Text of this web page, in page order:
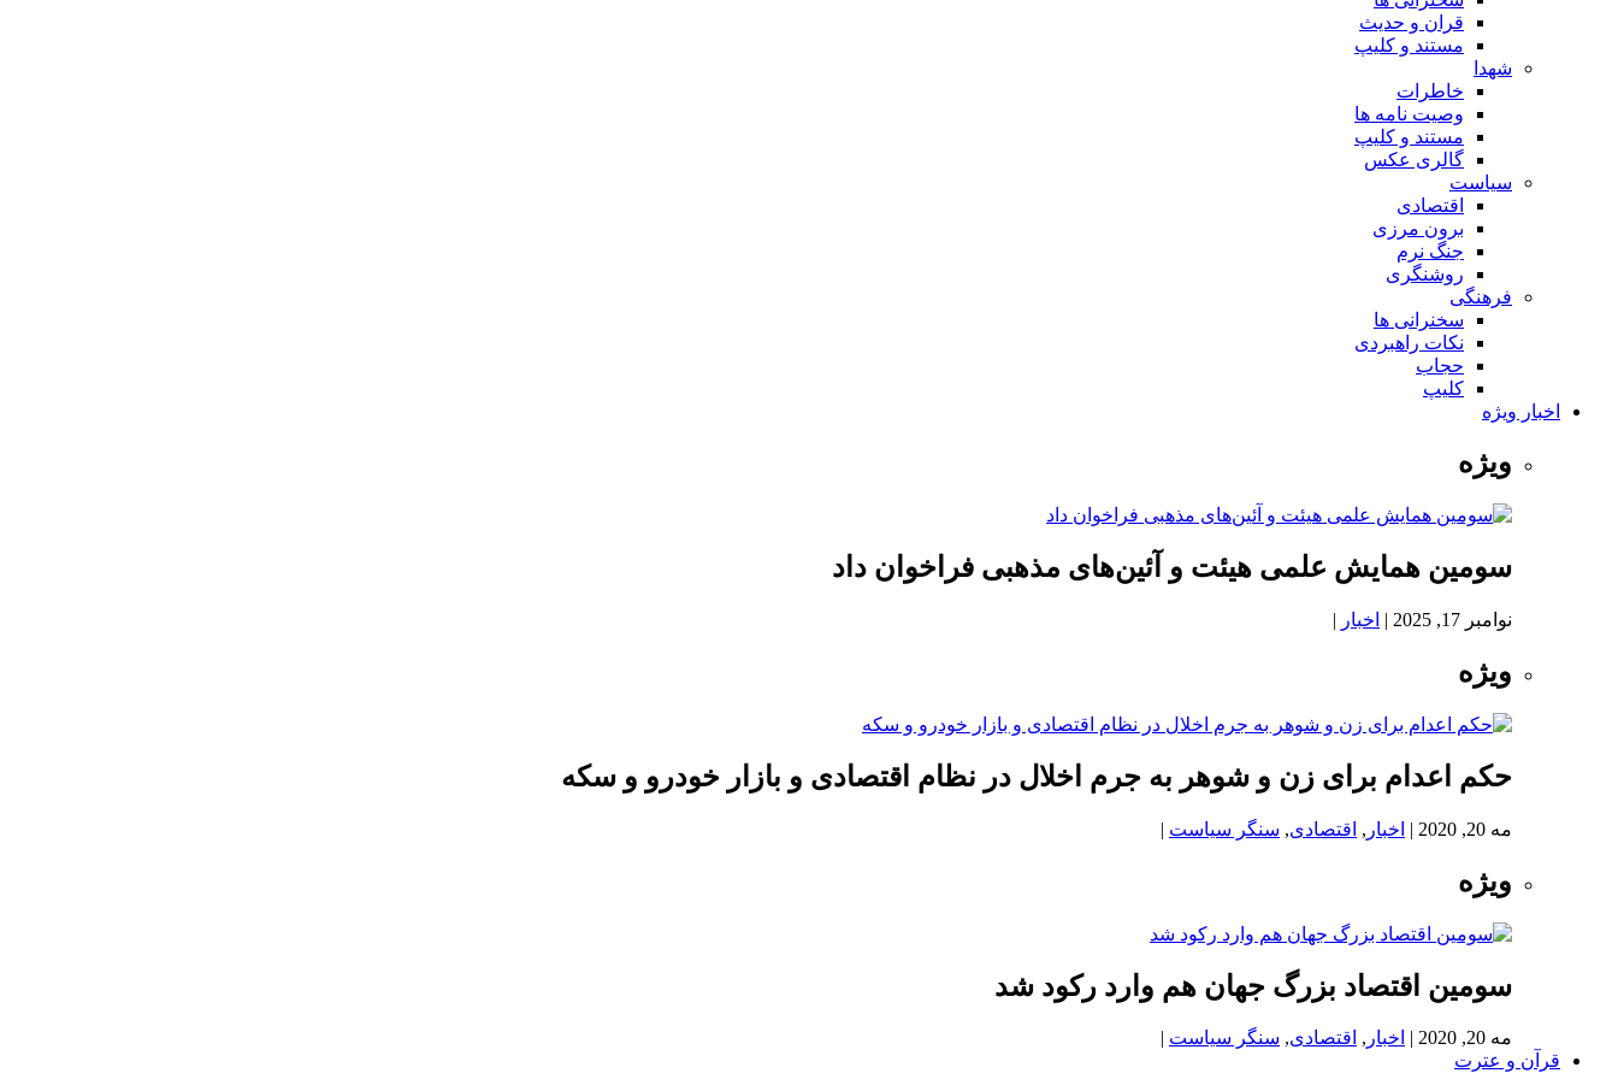
قران و حدیث
مستند و کلیپ
شهدا
خاطرات
وصیت نامه ها
مستند و کلیپ
گالری عکس
سیاست
اقتصادی
برون مرزی
جنگ نرم
روشنگری
فرهنگی
سخنرانی ها
نکات راهبردی
حجاب
کلیپ
اخبار ویژه
ویژه
سومین همایش علمی هیئت و آئین‌های مذهبی فراخوان داد
نوامبر 17, 2025 | اخبار |
ویژه
حکم اعدام برای زن و شوهر به جرم اخلال در نظام اقتصادی و بازار خودرو و سکه
مه 20, 2020 | اخبار , اقتصادی, سنگر سیاست |
ویژه
سومین اقتصاد بزرگ جهان هم وارد رکود شد
مه 20, 2020 | اخبار , اقتصادی, سنگر سیاست |
قرآن و عترت